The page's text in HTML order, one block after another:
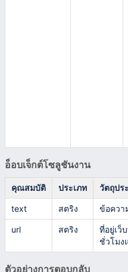
อ็อบเจ็กต์โซลูชันงาน
คุณสมบัติ ประเภท วัตถุปร
text สตริง ข้อควา
url สตริง
ที่อยู่เว็
ชั่วโมง
ตัวอย่างการตอบกลับ